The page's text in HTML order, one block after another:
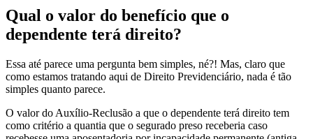
Qual o valor do benefício que o
dependente terá direito?
Essa até parece uma pergunta bem simples, né?! Mas, claro que
como estamos tratando aqui de Direito Previdenciário, nada é tão
simples quanto parece.
O valor do Auxílio-Reclusão a que o dependente terá direito tem
como critério a quantia que o segurado preso receberia caso